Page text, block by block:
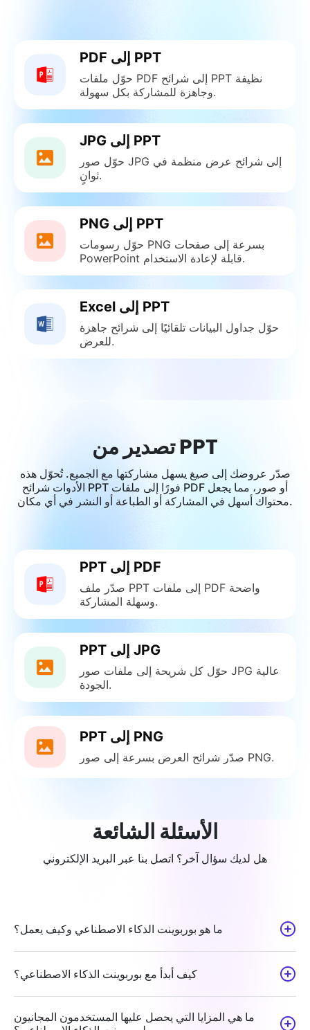
PDF إلى PPT
حوّل ملفات PDF إلى شرائح PPT نظيفة
وجاهزة للمشاركة بكل سهولة.
JPG إلى PPT
حوّل صور JPG إلى شرائح عرض منظمة في
ثوانٍ.
PNG إلى PPT
حوّل رسومات PNG بسرعة إلى صفحات
PowerPoint قابلة لإعادة الاستخدام.
Excel إلى PPT
حوّل جداول البيانات تلقائيًا إلى شرائح جاهزة
للعرض.
تصدير من PPT
صدّر عروضك إلى صيغ يسهل مشاركتها مع الجميع. تُحوّل هذه
الأدوات شرائح PPT فورًا إلى ملفات PDF أو صور، مما يجعل
محتواك أسهل في المشاركة أو الطباعة أو النشر في أي مكان.
PPT إلى PDF
صدّر ملف PPT إلى ملفات PDF واضحة
وسهلة المشاركة.
PPT إلى JPG
حوّل كل شريحة إلى ملفات صور JPG عالية
الجودة.
PPT إلى PNG
صدّر شرائح العرض بسرعة إلى صور PNG.
الأسئلة الشائعة
هل لديك سؤال آخر؟ اتصل بنا عبر البريد الإلكتروني
ما هو بوربوينت الذكاء الاصطناعي وكيف يعمل؟
كيف أبدأ مع بوربوينت الذكاء الاصطناعي؟
ما هي المزايا التي يحصل عليها المستخدمون المجانيون